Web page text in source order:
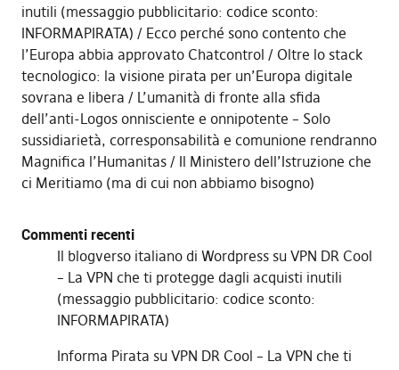
inutili (messaggio pubblicitario: codice sconto:
INFORMAPIRATA)
Ecco perché sono contento che
l’Europa abbia approvato Chatcontrol
Oltre lo stack
tecnologico: la visione pirata per un’Europa digitale
sovrana e libera
L’umanità di fronte alla sfida
dell’anti-Logos onnisciente e onnipotente – Solo
sussidiarietà, corresponsabilità e comunione rendranno
Magnifica l’Humanitas
Il Ministero dell’Istruzione che
ci Meritiamo (ma di cui non abbiamo bisogno)
Commenti recenti
Il blogverso italiano di Wordpresssu VPN DR Cool
– La VPN che ti protegge dagli acquisti inutili
(messaggio pubblicitario: codice sconto:
INFORMAPIRATA)
Informa Pirata su VPN DR Cool – La VPN che ti